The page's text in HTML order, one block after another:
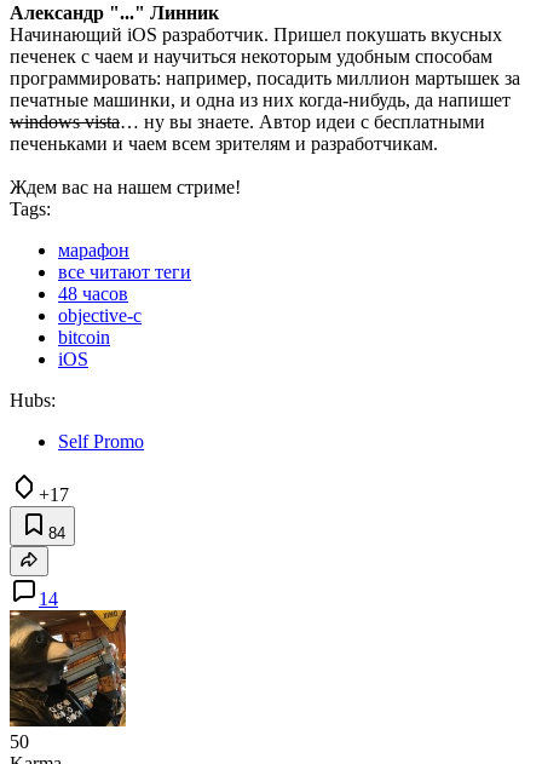
Александр "..." Линник
Начинающий iOS разработчик. Пришел покушать вкусных
печенек с чаем и научиться некоторым удобным способам
программировать: например, посадить миллион мартышек за
печатные машинки, и одна из них когда-нибудь, да напишет
windows vista… ну вы знаете. Автор идеи с бесплатными
печеньками и чаем всем зрителям и разработчикам.
Ждем вас на нашем стриме!
Tags:
марафон
все читают теги
48 часов
objective-c
bitcoin
iOS
Hubs:
Self Promo
+17
84
14
50